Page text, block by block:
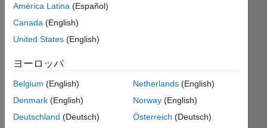
badge
オ
ナ
存
América Latina (Español)
Canada (English)
United States (English)
ヨーロッパ
Belgium (English)
Denmark (English)
Deutschland (Deutsch)
Netherlands(English)
Norway(English)
Österreich (Deutsch)